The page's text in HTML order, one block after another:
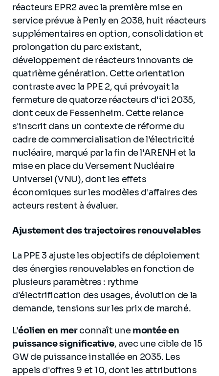
réacteurs EPR2 avec la première mise en
service prévue à Penly en 2038, huit réacteurs
supplémentaires en option, consolidation et
prolongation du parc existant,
développement de réacteurs innovants de
quatrième génération. Cette orientation
contraste avec la PPE 2, qui prévoyait la
fermeture de quatorze réacteurs d'ici 2035,
dont ceux de Fessenheim. Cette relance
s'inscrit dans un contexte de réforme du
cadre de commercialisation de l'électricité
nucléaire, marqué par la fin de l'ARENH et la
mise en place du Versement Nucléaire
Universel (VNU), dont les effets
économiques sur les modèles d'affaires des
acteurs restent à évaluer.
Ajustement des trajectoires renouvelables
La PPE 3 ajuste les objectifs de déploiement
des énergies renouvelables en fonction de
plusieurs paramètres : rythme
d'électrification des usages, évolution de la
demande, tensions sur les prix de marché.
L'éolien en merconnaît unemontée en
puissance significative, avec une cible de 15
GW de puissance installée en 2035. Les
appels d'offres 9 et 10, dont les attributions